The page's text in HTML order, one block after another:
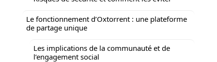
Le fonctionnement d’Oxtorrent : une plateforme
de partage unique
Les implications de la communauté et de
l’engagement social